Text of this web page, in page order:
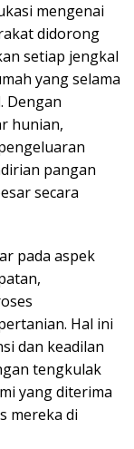
mengenai
didorong
setiap jengkal
yang selama
Dengan
hunian,
pangan
secara
pada aspek
Hal ini
dan keadilan
tengkulak
yang diterima
mereka di